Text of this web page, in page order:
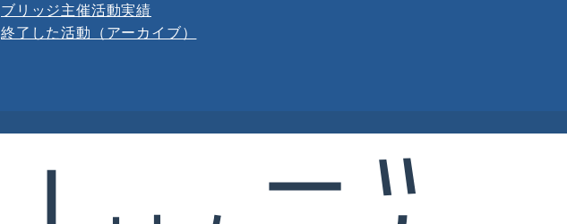
ブリッジ主催活動実績
終了した活動（アーカイブ）